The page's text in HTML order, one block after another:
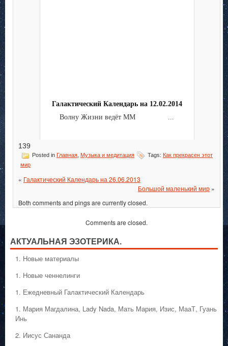
Галактический Календарь на 12.02.2014
Волну Жизни ведёт ММ ...
139
Posted in Главная Музыка и медитация Tags: Как прекрасен этот
мир
« Галактический Календарь на 26.06.2013
Большой маленький мир »
Both comments and pings are currently closed.
Comments are closed.
АКТУАЛЬНАЯ ЭЗОТЕРИКА.
1. Hовые материалы
1. Hовые ченнелинги
1. Ежедневный Галактический Календарь
1. Мария Магдалина, Lady Nada, Мать Мария, Изис, МааТ, Гуань
Инь
2. Иисус Сананда